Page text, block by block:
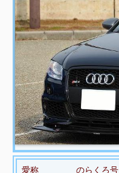
愛称
のらくろ号